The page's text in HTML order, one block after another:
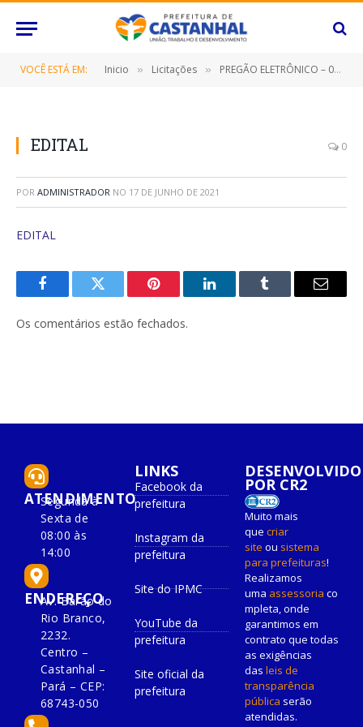
VOCÊ ESTÁ EM: Inicio » Licitações » PREGÃO ELETRÔNICO – 026/2021 (CONTRATAÇÃO DE EMPRESA ESPECIALIZADA NO FORNECIMENTO DE ROÇADEIRA, EQUIPAMENTOS, FERRAMENTAS E PEÇAS DE ROÇAGEM E AFINS)
EDITAL 0
POR ADMINISTRADOR NO 17 DE JUNHO DE 2021
EDITAL
FacebookTwitter Pinterest O
Tumblr
E-
Os comentários estão fechados.
ATENDIMENTO
Segunda à
Sexta de
08:00 às
14:00
ENDEREÇO
Av. Barão do
Rio Branco,
2232.
Centro –
Castanhal –
Pará – CEP:
68743-050
LINKS
Facebook da
prefeitura
Instagram da
prefeitura
Site do IPMC
YouTube da
prefeitura
Site oficial da
prefeitura
DESENVOLVIDO
POR CR2
Muito mais
que criar
site ou sistema
para prefeituras!
Realizamos
uma assessoria co
mpleta, onde
garantimos em
contrato que todas
as exigências
das leis de
transparência
pública serão
atendidas.